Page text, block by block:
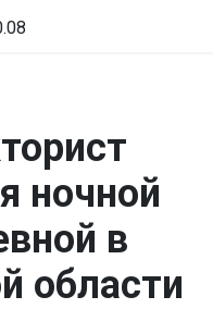
ночной
в
области